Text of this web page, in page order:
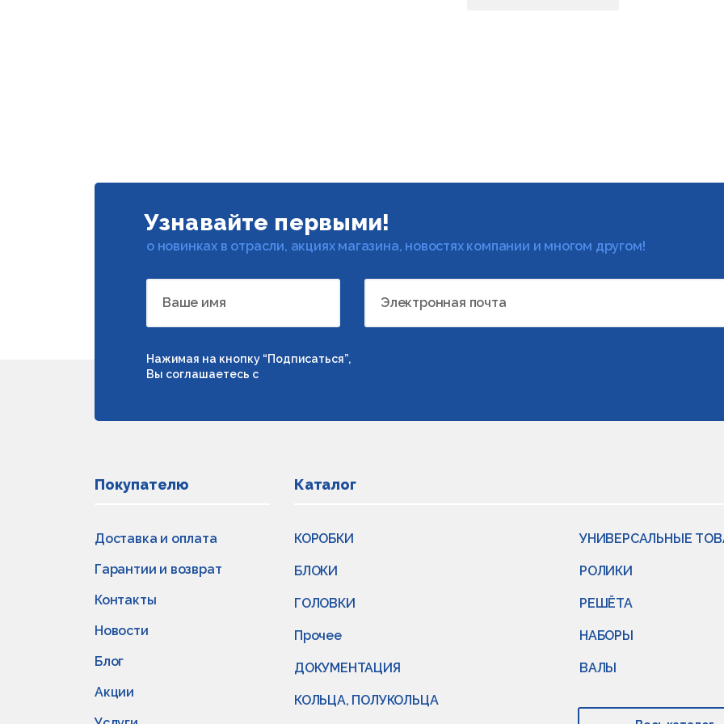
Узнавайте первыми!
о новинках в отрасли, акциях магазина, новостях компании и многом другом!
Ваше имя Электронная почта
Нажимая на кнопку “Подписаться”,
Вы соглашаетесь с
Покупателю
Доставка и оплата
Гарантии и возврат
Контакты
Новости
Блог
Акции
Каталог
КОРОБКИ
БЛОКИ
ГОЛОВКИ
Прочее
ДОКУМЕНТАЦИЯ
КОЛЬЦА, ПОЛУКОЛЬЦА
УНИВЕРСАЛЬНЫЕ
РОЛИКИ
РЕШЁТА
НАБОРЫ
ВАЛЫ